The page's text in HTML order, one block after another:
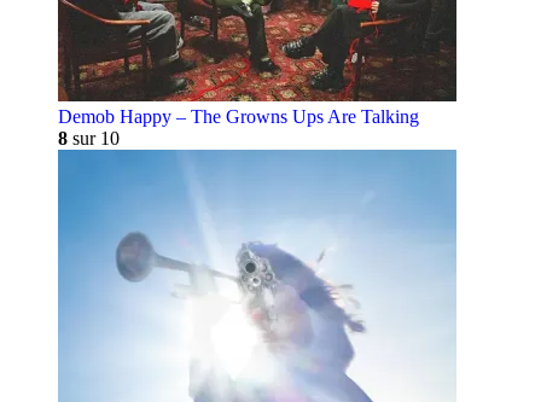
Demob Happy – The Growns Ups Are Talking
8 sur 10